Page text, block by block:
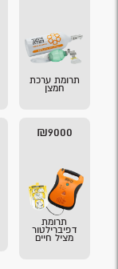
תרומת ערכת
חמצן
₪9000
תרומת
דפיברילטור
מציל חיים